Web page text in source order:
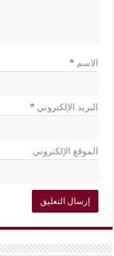
الاسم*
البريد الإلكتروني*
الموقع الإلكتروني